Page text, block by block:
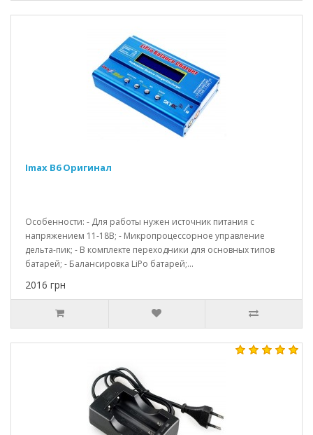
Imax B6 Оригинал
Особенности: - Для работы нужен источник питания с
напряжением 11-18В; - Микропроцессорное управление
дельта-пик; - В комплекте переходники для основных типов
батарей; - Балансировка LiPo батарей;...
2016 грн